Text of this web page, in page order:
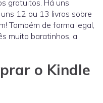
gratuitos. Há uns
12 ou 13 livros sobre
Também de forma legal,
muito baratinhos, a
o Kindle